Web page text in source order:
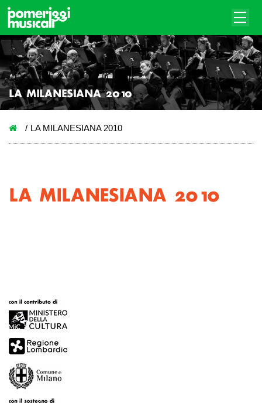
LA MILANESIANA 2010
LA MILANESIANA 2010
LA MILANESIANA 2010